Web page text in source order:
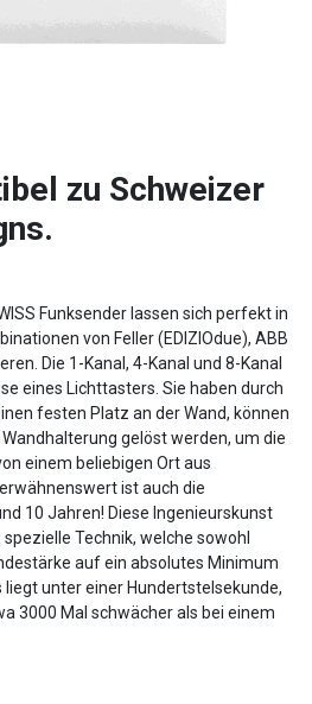
zu Schweizer
Funksender lassen sich perfekt in
von Feller (EDIZIOdue), ABB
Die 1-Kanal, 4-Kanal und 8-Kanal
eines Lichttasters. Sie haben durch
festen Platz an der Wand, können
gelöst werden, um die
einem beliebigen Ort aus
ist auch die
10 Jahren! Diese Ingenieurskunst
Technik, welche sowohl
auf ein absolutes Minimum
unter einer Hundertstelsekunde,
3000 Mal schwächer als bei einem